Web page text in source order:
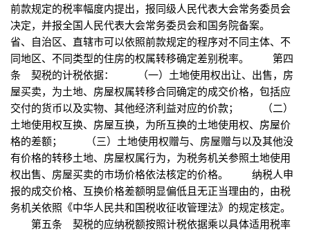
前款规定的税率幅度内提出，报同级人民代表大会常务委员会
决定，并报全国人民代表大会常务委员会和国务院备案。
省、自治区、直辖市可以依照前款规定的程序对不同主体、不
同地区、不同类型的住房的权属转移确定差别税率。 第四
条 契税的计税依据： （一）土地使用权出让、出售，房
屋买卖，为土地、房屋权属转移合同确定的成交价格，包括应
交付的货币以及实物、其他经济利益对应的价款； （二）
土地使用权互换、房屋互换，为所互换的土地使用权、房屋价
格的差额； （三）土地使用权赠与、房屋赠与以及其他没
有价格的转移土地、房屋权属行为，为税务机关参照土地使用
权出售、房屋买卖的市场价格依法核定的价格。 纳税人申
报的成交价格、互换价格差额明显偏低且无正当理由的，由税
务机关依照《中华人民共和国税收征收管理法》的规定核定。
第五条 契税的应纳税额按照计税依据乘以具体适用税率